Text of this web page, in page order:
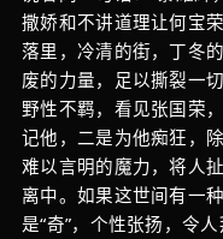
撒娇和不讲道理让何宝
落里，冷清的街，丁冬
废的力量，足以撕裂一切
野性不羁，看见张国荣
记他，二是为他痴狂，
难以言明的魔力，将人
离中。如果这世间有一
是“奇”，个性张扬，令